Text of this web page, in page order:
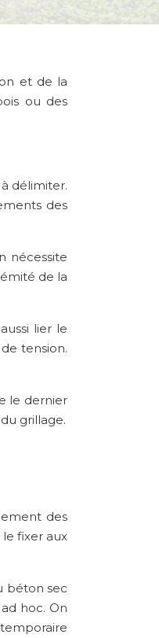
et de la
ou des
délimiter.
des
nécessite
de la
lier le
tension.
le dernier
grillage.
des
fixer aux
béton sec
hoc. On